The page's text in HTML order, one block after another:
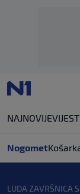
NAJNOVIJE
Nogomet
LUDA ZAVRŠNICA